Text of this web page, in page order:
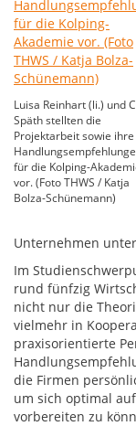
Luisa Reinhart (li.) und
Späth stellten die
Projektarbeit sowie ihre
für die Kolping-
vor. (Foto THWS / Katja
Bolza-Schünemann)
Unternehmen
Im
rund fünfzig
nicht nur die
vielmehr in
praxisorientierte
die Firmen
um sich optimal
vorbereiten zu